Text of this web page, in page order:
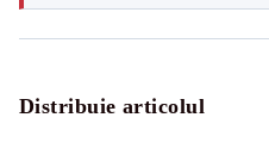
Distribuie articolul